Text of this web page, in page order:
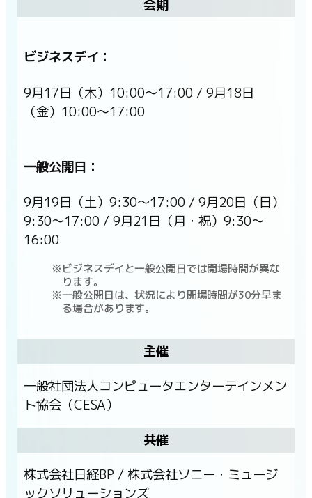
会期
ビジネスデイ：
9月17日（木）10:00〜17:00 / 9月18日
（金）10:00〜17:00
一般公開日：
9月19日（土）9:30〜17:00 / 9月20日（日）
9:30〜17:00 / 9月21日（月・祝）9:30〜
16:00
ビジネスデイと一般公開日では開場時間が異な
ります。
一般公開日は、状況により開場時間が30分早ま
る場合があります。
主催
一般社団法人コンピュータエンターテインメン
ト協会（CESA）
共催
株式会社日経BP / 株式会社ソニー・ミュージ
ックソリューションズ